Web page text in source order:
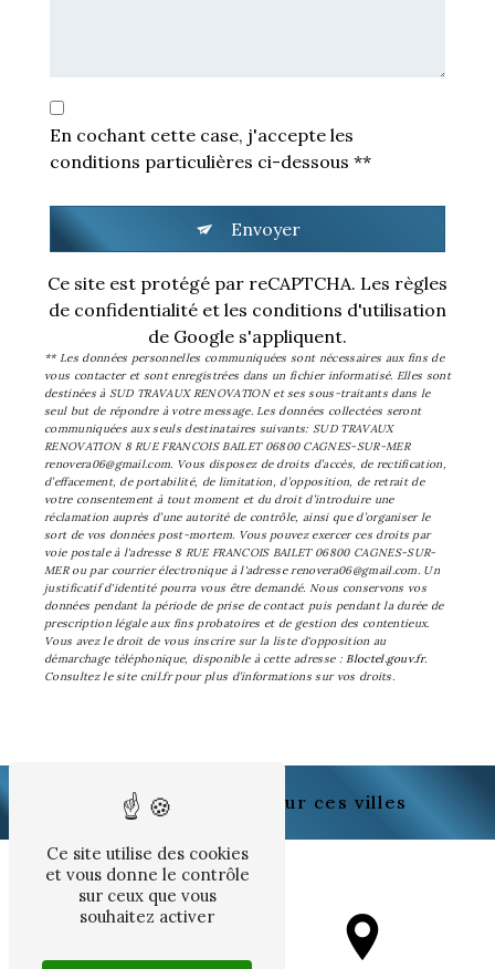
En cochant cette case, j'accepte les
conditions particulières ci-dessous **
Envoyer
Ce site est protégé par reCAPTCHA. Les règles
de confidentialité et les conditions d'utilisation
de Google s'appliquent.
** Les données personnelles communiquées sont nécessaires aux fins de
vous contacter et sont enregistrées dans un fichier informatisé. Elles sont
destinées à SUD TRAVAUX RENOVATION et ses sous-traitants dans le
seul but de répondre à votre message. Les données collectées seront
communiquées aux seuls destinataires suivants: SUD TRAVAUX
RENOVATION 8 RUE FRANCOIS BAILET 06800 CAGNES-SUR-MER
renovera06@gmail.com. Vous disposez de droits d’accès, de rectification,
d’effacement, de portabilité, de limitation, d’opposition, de retrait de
votre consentement à tout moment et du droit d’introduire une
réclamation auprès d’une autorité de contrôle, ainsi que d’organiser le
sort de vos données post-mortem. Vous pouvez exercer ces droits par
voie postale à l'adresse 8 RUE FRANCOIS BAILET 06800 CAGNES-SUR-
MER ou par courrier électronique à l'adresse renovera06@gmail.com. Un
justificatif d'identité pourra vous être demandé. Nous conservons vos
données pendant la période de prise de contact puis pendant la durée de
prescription légale aux fins probatoires et de gestion des contentieux.
Vous avez le droit de vous inscrire sur la liste d'opposition au
démarchage téléphonique, disponible à cette adresse :Bloctel.gouv.fr.
Consultez le site cnil.fr pour plus d’informations sur vos droits.
Nous intervenons sur ces villes
Ce site utilise des cookies
et vous donne le contrôle
sur ceux que vous
souhaitez activer